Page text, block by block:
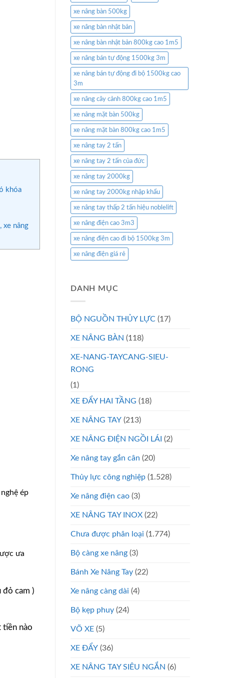
khóa
xe nâng
ép
ưa
đỏ cam )
tiền nào
xe nâng bàn 500kg
xe nâng bàn nhật bản
xe nâng bàn nhật bản 800kg cao 1m5
xe nâng bán tự động 1500kg 3m
xe nâng bán tự động đi bộ 1500kg cao
3m
xe nâng cây cảnh 800kg cao 1m5
xe nâng mặt bàn 500kg
xe nâng mặt bàn 800kg cao 1m5
xe nâng tay 2 tấn
xe nâng tay 2 tấn của đức
xe nâng tay 2000kg
xe nâng tay 2000kg nhập khẩu
xe nâng tay thấp 2 tấn hiệu noblelift
xe nâng điện cao 3m3
xe nâng điện cao đi bộ 1500kg 3m
xe nâng điện giá rẻ
DANH MỤC
BỘ NGUỒN THỦY LỰC (17)
XE NÂNG BÀN (118)
XE-NANG-TAYCANG-SIEU-
RONG
(1)
XE ĐẨY HAI TẦNG (18)
XE NÂNG TAY (213)
XE NÂNG ĐIỆN NGỒI LÁI (2)
Xe nâng tay gắn cân (20)
Thủy lực công nghiệp (1.528)
Xe nâng điện cao (3)
XE NÂNG TAY INOX (22)
Chưa được phân loại (1.774)
Bộ càng xe nâng (3)
Bánh Xe Nâng Tay (22)
Xe nâng càng dài (4)
Bộ kẹp phuy (24)
VÕ XE (5)
XE ĐẨY (36)
XE NÂNG TAY SIÊU NGẮN (6)